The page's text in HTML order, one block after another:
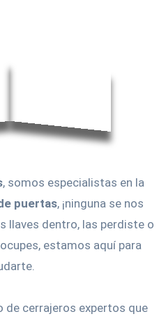
, somos especialistas en la
puertas, ¡ninguna se nos
llaves dentro, las perdiste o
estamos aquí para
de cerrajeros expertos que